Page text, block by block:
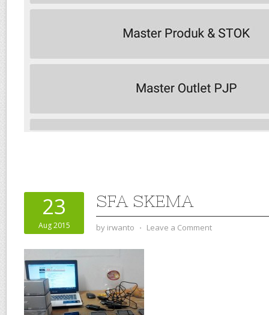
23
Aug 2015
SFA SKEMA
by irwanto ⋅ Leave a Comment